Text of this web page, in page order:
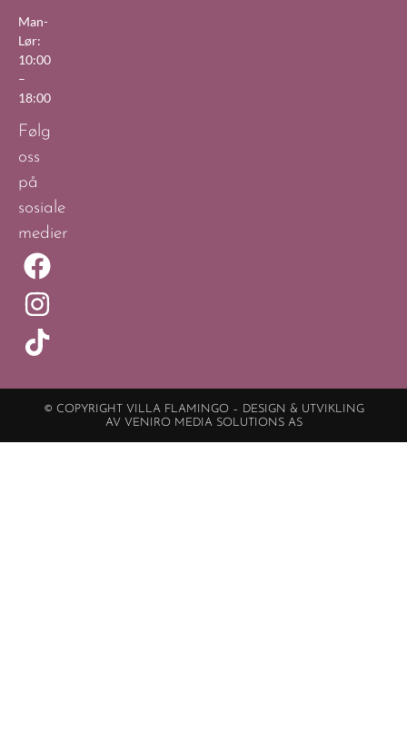
Man-
Lør:
10:00
–
18:00
Følg
oss
på
sosiale
medier
© COPYRIGHT VILLA FLAMINGO – DESIGN & UTVIKLING
AV VENIRO MEDIA SOLUTIONS AS